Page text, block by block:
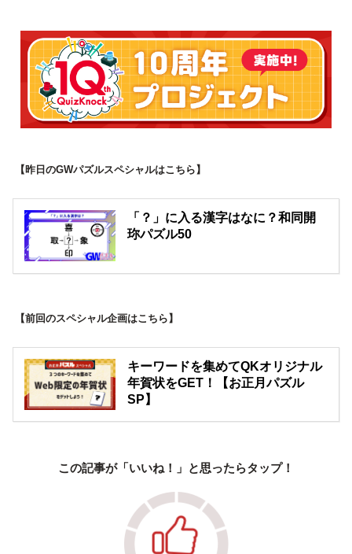
【昨日のGWパズルスペシャルはこちら】
「？」に入る漢字はなに？和同開
珎パズル50
【前回のスペシャル企画はこちら】
キーワードを集めてQKオリジナル
年賀状をGET！【お正月パズル
SP】
この記事が「いいね！」と思ったらタップ！